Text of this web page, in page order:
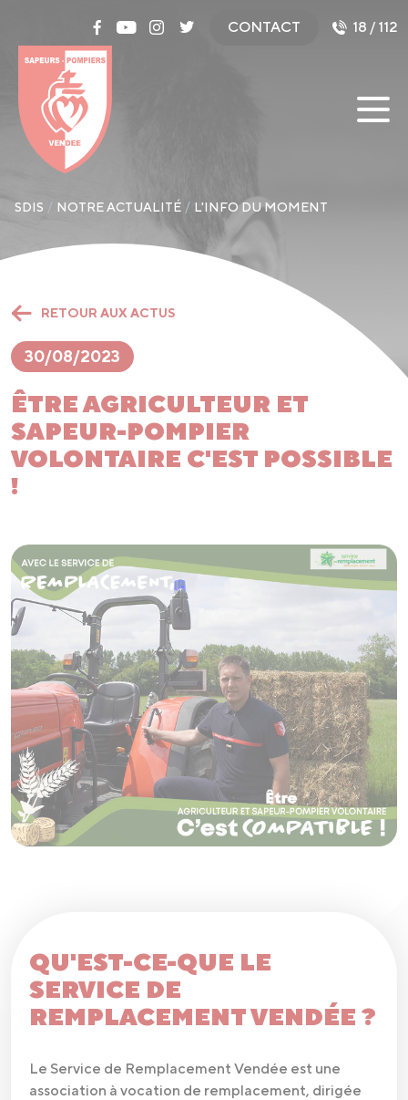
CONTACT 18 / 112
SDIS NOTRE ACTUALITÉ L'INFO DU MOMENT
RETOUR AUX ACTUS
30/08/2023
ÊTRE AGRICULTEUR ET
SAPEUR-POMPIER
VOLONTAIRE C'EST POSSIBLE
!
QU'EST-CE-QUE LE
SERVICE DE
REMPLACEMENT VENDÉE ?
Le Service de Remplacement Vendée est une
association à vocation de remplacement, dirigée